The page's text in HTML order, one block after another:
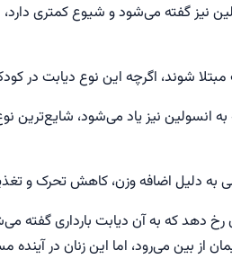
نیز گفته می‌شود و شیوع کمتری
شوند، اگرچه این نوع دیابت در
به انسولین نیز یاد می‌شود،
به دلیل اضافه وزن، کاهش تحرک و
که به آن دیابت بارداری گفته
از بین می‌رود، اما این زنان در